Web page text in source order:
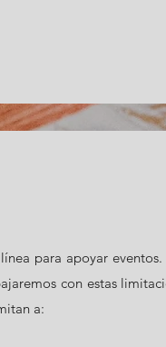
para apoyar
con estas
a: